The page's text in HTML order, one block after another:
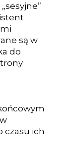
są w
do
czasu ich